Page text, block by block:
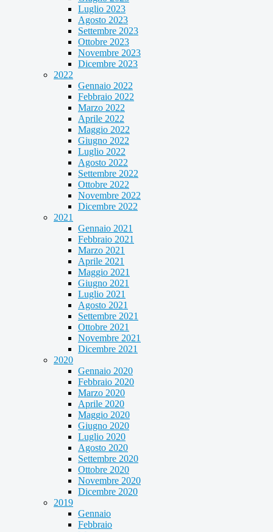
Luglio 2023
Agosto 2023
Settembre 2023
Ottobre 2023
Novembre 2023
Dicembre 2023
2022
Gennaio 2022
Febbraio 2022
Marzo 2022
Aprile 2022
Maggio 2022
Giugno 2022
Luglio 2022
Agosto 2022
Settembre 2022
Ottobre 2022
Novembre 2022
Dicembre 2022
2021
Gennaio 2021
Febbraio 2021
Marzo 2021
Aprile 2021
Maggio 2021
Giugno 2021
Luglio 2021
Agosto 2021
Settembre 2021
Ottobre 2021
Novembre 2021
Dicembre 2021
2020
Gennaio 2020
Febbraio 2020
Marzo 2020
Aprile 2020
Maggio 2020
Giugno 2020
Luglio 2020
Agosto 2020
Settembre 2020
Ottobre 2020
Novembre 2020
Dicembre 2020
2019
Gennaio
Febbraio